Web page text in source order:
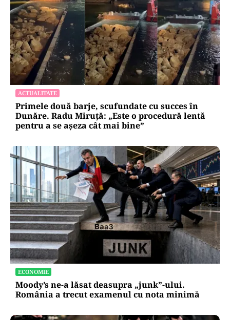
INTERNAȚIONAL
Cuba, prinsă în menghină. Marco Rubio
avertizează Havana că nu mai există nicio
„supapă de scăpare”
ACTUALITATE
Primele două barje, scufundate cu succes în
Dunăre. Radu Miruță: „Este o procedură lentă
pentru a se așeza cât mai bine”